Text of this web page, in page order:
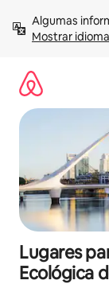
para
Mostrar
Lugares
Ecológica